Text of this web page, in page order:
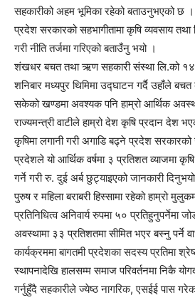
सहकारीको अहम भूमिका रहेको बताउनुभएको छ
प्रदेश सरकारको सहभागीतामा कृषि व्यवसाय तथा
गरी नीति तर्जमा गरिएको बताउँनु भयो ।
शंखधर बचत तथा ऋण सहकारी संस्था लि.को १४
शनिबार मध्यपुर थिमिमा उद्घाटन गर्दै उहाँले
सकेको खण्डमा अवश्यक पनि हाम्रो आर्थिक
राज्यमन्त्री वाटीले हाम्रो देश कृषि प्रदान देश
कृषिमा लगानी गरी अगाडि बढ्ने प्रदेश सरकारको
प्रदेशले यो आर्थिक वर्षमा ३ प्रतिशत व्याजमा
गर्ने गरी रु. दुई अर्ब छुट्याइएको जानकारी
पुरुष र महिला बराबरी हिस्सामा रहेको हाम्रो
प्रतिनिधित्व अनिवार्य रुपमा ५० प्रतिहुनुपर्नेमा
अवस्थामा ३३ प्रतिशतमा सीमित भएर बस्नु पर्ने
कार्यक्रममा बागतमी प्रदेशका सदस्य प्रतिमा
स्थापनादेखि हालसम्म समाज परिवर्तनमा निकै
गर्नुहुँदै सहकारीले ज्येष्ठ नागरिक, एसईई पास गरेका